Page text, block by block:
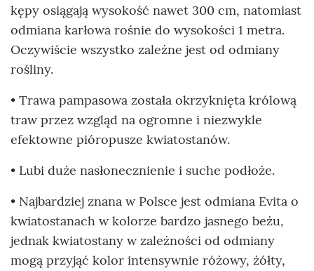
kępy osiągają wysokość nawet 300 cm, natomiast
odmiana karłowa rośnie do wysokości 1 metra.
Oczywiście wszystko zależne jest od odmiany
rośliny.
• Trawa pampasowa została okrzyknięta królową
traw przez wzgląd na ogromne i niezwykle
efektowne pióropusze kwiatostanów.
• Lubi duże nasłonecznienie i suche podłoże.
• Najbardziej znana w Polsce jest odmiana Evita o
kwiatostanach w kolorze bardzo jasnego beżu,
jednak kwiatostany w zależności od odmiany
mogą przyjąć kolor intensywnie różowy, żółty,